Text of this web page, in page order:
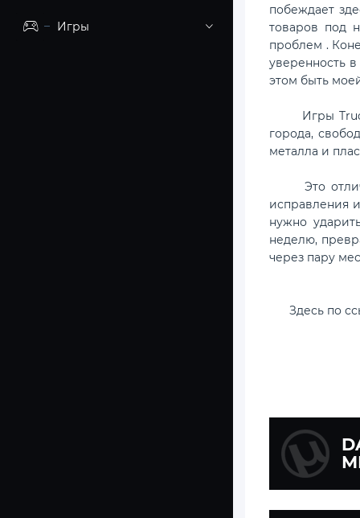
Игры
побеждает
товаров под
проблем .
уверенность
этом быть
Игры Truck
города,
металла и
Это
исправления
нужно
неделю,
через пару
Здесь по